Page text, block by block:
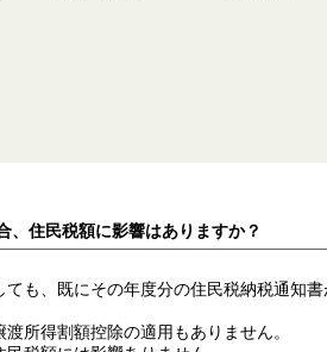
、住民税額に影響はありますか？
も、既にその年度分の住民税納税通知
所得割額控除の適用もありません。